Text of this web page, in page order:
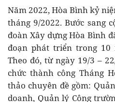
Năm 2022, Hòa Bình kỷ
tháng 9/2022. Bước sang
đoàn Xây dựng Hòa Bình
đoạn phát triển trong 10
Theo đó, từ ngày 19/3 –
chức thành công Tháng
thảo chuyên đề gồm:
doanh, Quản lý Công